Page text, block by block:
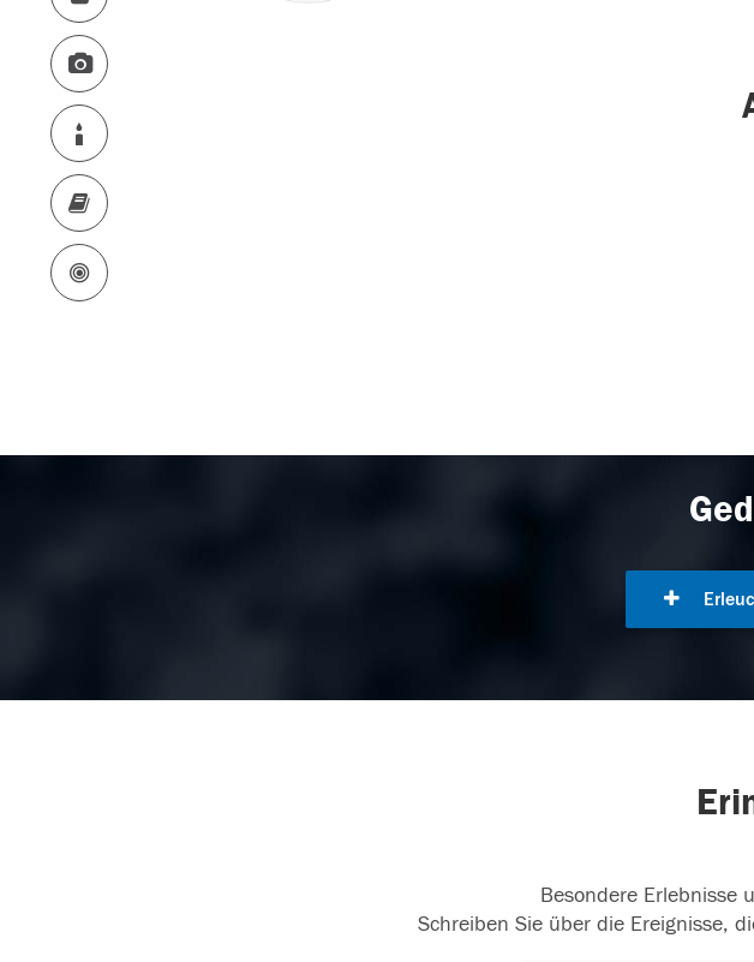
Besondere Erlebnisse
Schreiben Sie über die Ereignisse,